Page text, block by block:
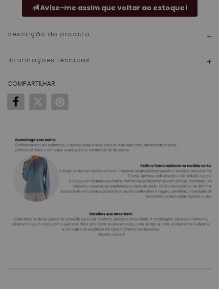
Avise-me assim que voltar ao estoque!
descrição do produto
informações técnicas
COMPARTILHAR